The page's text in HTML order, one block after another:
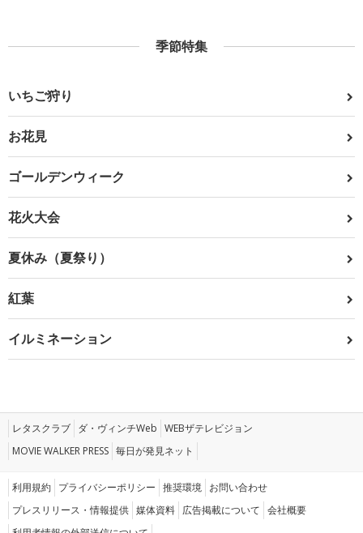
季節特集
いちご狩り
お花見
ゴールデンウィーク
花火大会
夏休み（夏祭り）
紅葉
イルミネーション
レタスクラブ ダ・ヴィンチWeb WEBザテレビジョン
MOVIE WALKER PRESS 毎日が発見ネット
利用規約 プライバシーポリシー 推奨環境 お問い合わせ
プレスリリース・情報提供 媒体資料 広告掲載について 会社概要